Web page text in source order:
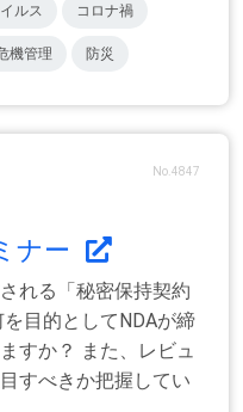
ルス コロナ禍
機管理 防災
No.4847
ナー
れる「秘密保持契約
目的としてNDAが締
すか？ また、レビュ
すべきか把握してい